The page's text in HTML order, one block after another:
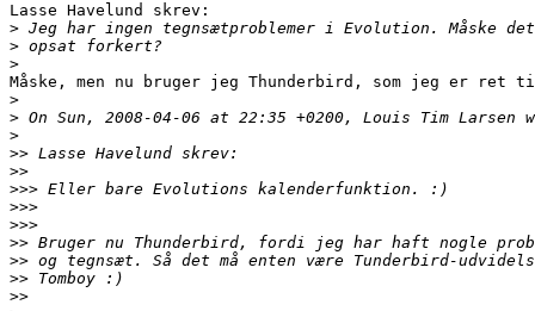
Lasse Havelund skrev:
>
>
>
Måske, men nu bruger jeg Thunderbird, som jeg er ret
>
>
>
>>
>>
>>>
>>>
>>>
>>
>>
>>
>>